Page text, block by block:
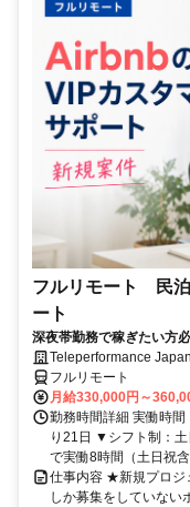
フルリモート 民
ート
深夜帯勤務で稼ぎたい方
Teleperformance
フルリモート
月給330,000円～
勤務時間詳細 実働時
り21日 ▼シフト制：
で実働8時間（土日祝
仕事内容 ★新規プロジ
しか募集をしていない